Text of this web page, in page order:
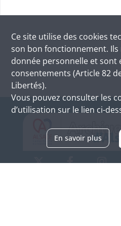
Ce site utilise des cookies
son bon fonctionnement.
donnée personnelle et sont
consentements (Article 82
Libertés).
Vous pouvez consulter les
d’utilisation sur le lien ci-
En savoir plus